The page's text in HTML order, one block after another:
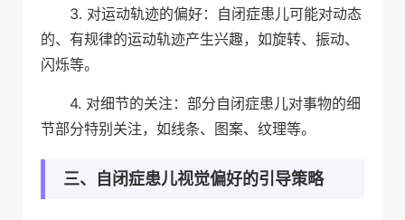
3. 对运动轨迹的偏好：自闭症患儿可能对动态
的、有规律的运动轨迹产生兴趣，如旋转、振动、
闪烁等。
4. 对细节的关注：部分自闭症患儿对事物的细
节部分特别关注，如线条、图案、纹理等。
三、自闭症患儿视觉偏好的引导策略